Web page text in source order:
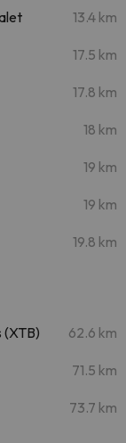
13.4 km
17.5 km
17.8 km
18 km
19 km
19 km
19.8 km
62.6 km
71.5 km
73.7 km